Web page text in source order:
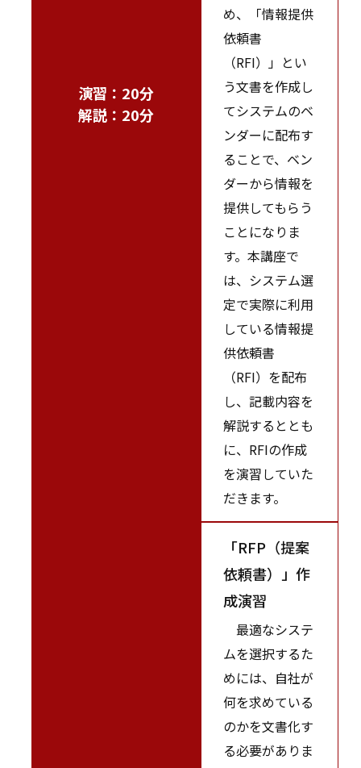
演習：20分
解説：20分
め、「情報提供
依頼書
（RFI）」とい
う文書を作成し
てシステムのベ
ンダーに配布す
ることで、ベン
ダーから情報を
提供してもらう
ことになりま
す。本講座で
は、システム選
定で実際に利用
している情報提
供依頼書
（RFI）を配布
し、記載内容を
解説するととも
に、RFIの作成
を演習していた
だきます。
「RFP（提案
依頼書）」作
成演習
最適なシステ
ムを選択するた
めには、自社が
何を求めている
のかを文書化す
る必要がありま